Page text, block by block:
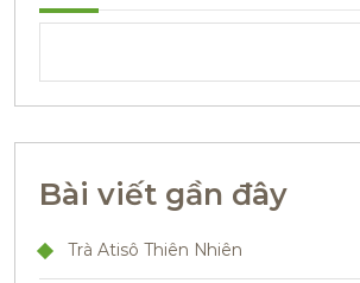
Bài viết gần đây
Trà Atisô Thiên Nhiên